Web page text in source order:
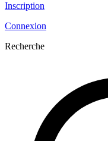
Inscription
Connexion
Recherche